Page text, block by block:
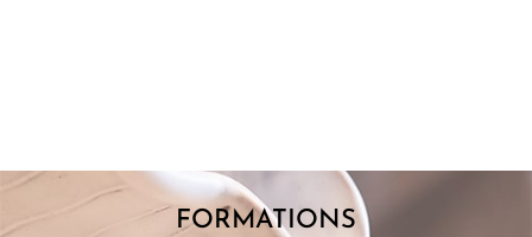
FORMATIONS